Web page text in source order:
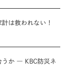
は救われない！
うか ― KBC防災ネ